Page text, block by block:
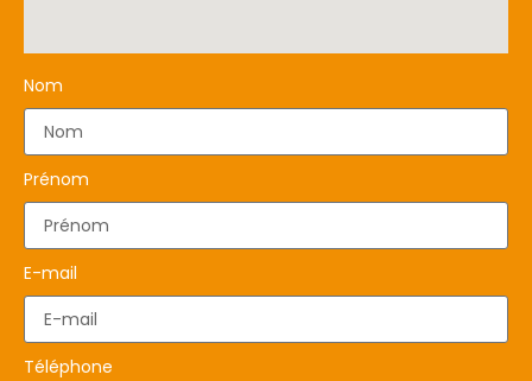
Nom
Prénom
E-mail
Téléphone